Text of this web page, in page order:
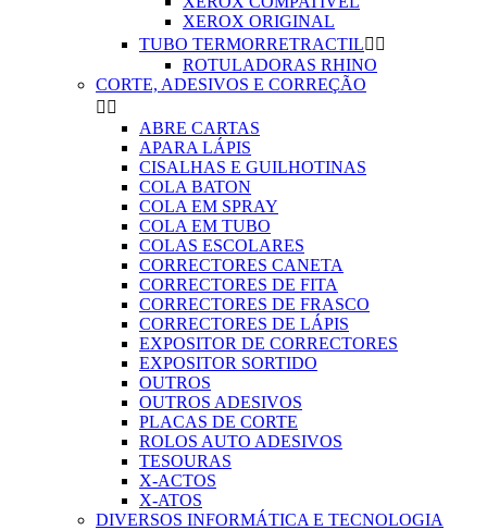
XEROX ORIGINAL
TUBO TERMORRETRACTIL 
ROTULADORAS RHINO
CORTE, ADESIVOS E CORREÇÃO
 
ABRE CARTAS
APARA LÁPIS
CISALHAS E GUILHOTINAS
COLA BATON
COLA EM SPRAY
COLA EM TUBO
COLAS ESCOLARES
CORRECTORES CANETA
CORRECTORES DE FITA
CORRECTORES DE FRASCO
CORRECTORES DE LÁPIS
EXPOSITOR DE CORRECTORES
EXPOSITOR SORTIDO
OUTROS
OUTROS ADESIVOS
PLACAS DE CORTE
ROLOS AUTO ADESIVOS
TESOURAS
X-ACTOS
X-ATOS
DIVERSOS INFORMÁTICA E TECNOLOGIA